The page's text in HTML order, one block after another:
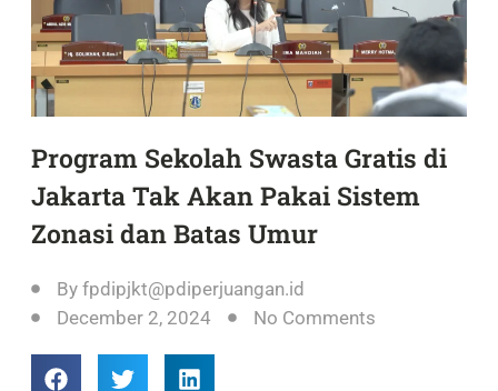
Program Sekolah Swasta Gratis di
Jakarta Tak Akan Pakai Sistem
Zonasi dan Batas Umur
By fpdipjkt@pdiperjuangan.id
December 2, 2024
No Comments